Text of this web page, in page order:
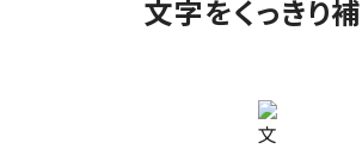
文字をくっきり